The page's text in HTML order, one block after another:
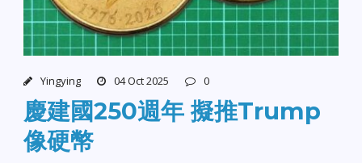
Yingying 04 Oct 2025 0
慶建國250週年 擬推Trump
像硬幣